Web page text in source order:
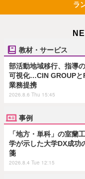
ラ
教材・サービス
部活動地域移行、指導
可視化…CIN GROUPと
業務提携
2026.8.6 Thu 15:45
事例
「地方・単科」の室蘭
学が示した大学DX成功
箋
2026.8.4 Tue 12:15